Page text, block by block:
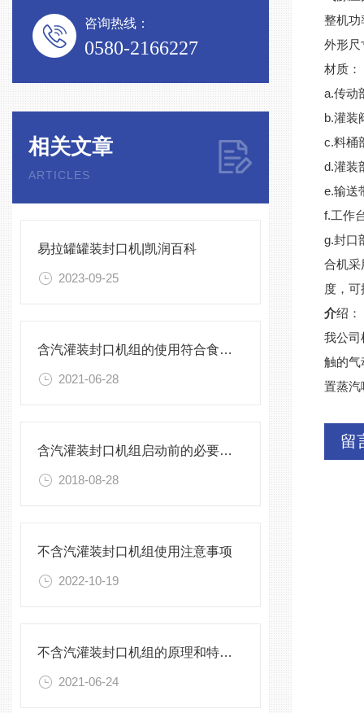
咨询热线：
0580-2166227
相关文章
ARTICLES
易拉罐罐装封口机|凯润百科
2023-09-25
含汽灌装封口机组的使用符合食品卫生标准
2021-06-28
含汽灌装封口机组启动前的必要调试
2018-08-28
不含汽灌装封口机组使用注意事项
2022-10-19
不含汽灌装封口机组的原理和特点介绍
2021-06-24
整机功
外形尺
材质：
a.传动
b.灌装
c.料桶
d.灌装
e.输送
f.工作
g.封口
合机采
度，
介绍：
我公司
触的气
置蒸汽
留